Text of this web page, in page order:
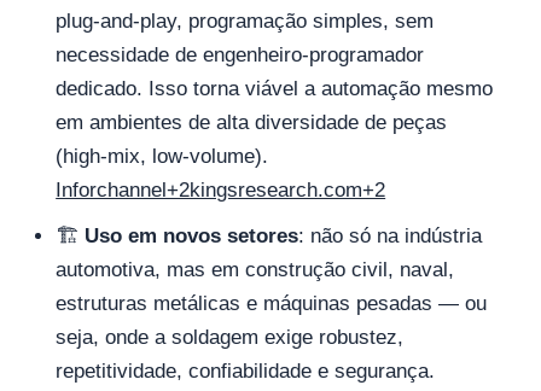
plug‑and‑play, programação simples, sem
necessidade de engenheiro‑programador
dedicado. Isso torna viável a automação mesmo
em ambientes de alta diversidade de peças
(high‑mix, low‑volume).
Inforchannel+2kingsresearch.com+2
🏗️ Uso em novos setores: não só na indústria
automotiva, mas em construção civil, naval,
estruturas metálicas e máquinas pesadas — ou
seja, onde a soldagem exige robustez,
repetitividade, confiabilidade e segurança.